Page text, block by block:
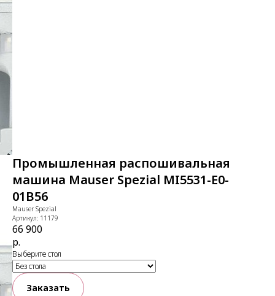
Промышленная распошивальная
машина Mauser Spezial MI5531-E0-
01B56
Mauser Spezial
Артикул: 11179
66 900
р.
Выберите стол
Заказать